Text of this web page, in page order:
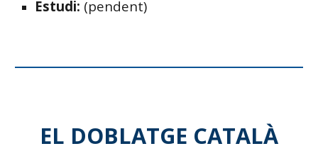
Estudi: (pendent)
EL DOBLATGE CATALÀ